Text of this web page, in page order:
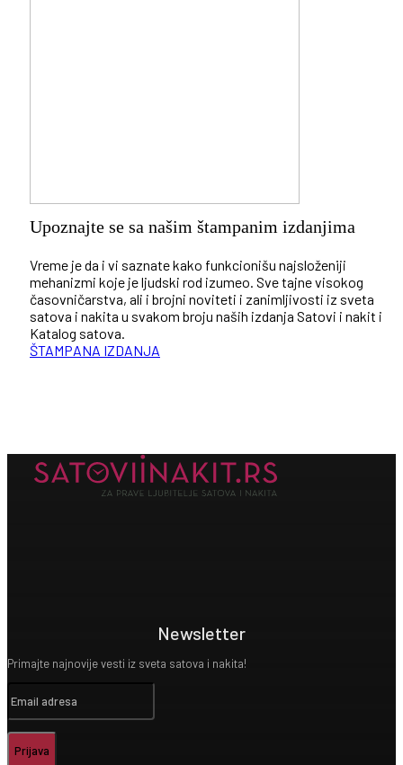
Upoznajte se sa našim štampanim izdanjima
Vreme je da i vi saznate kako funkcionišu najsloženiji
mehanizmi koje je ljudski rod izumeo. Sve tajne visokog
časovničarstva, ali i brojni noviteti i zanimljivosti iz sveta
satova i nakita u svakom broju naših izdanja Satovi i nakit i
Katalog satova.
ŠTAMPANA IZDANJA
Newsletter
Primajte najnovije vesti iz sveta satova i nakita!
Prijava